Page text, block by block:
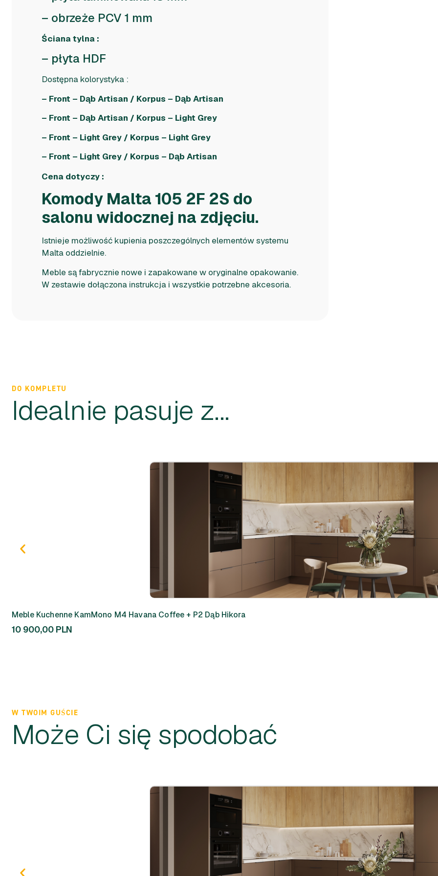
– obrzeże PCV 1 mm
Ściana tylna :
– płyta HDF
Dostępna kolorystyka :
– Front – Dąb Artisan / Korpus – Dąb Artisan
– Front – Dąb Artisan / Korpus – Light Grey
– Front – Light Grey / Korpus – Light Grey
– Front – Light Grey / Korpus – Dąb Artisan
Cena dotyczy :
Komody Malta 105 2F 2S do
salonu widocznej na zdjęciu.
Istnieje możliwość kupienia poszczególnych elementów systemu
Malta oddzielnie.
Meble są fabrycznie nowe i zapakowane w oryginalne opakowanie.
W zestawie dołączona instrukcja i wszystkie potrzebne akcesoria.
DO KOMPLETU
Idealnie pasuje z...
Meble Kuchenne KamMono M4 Havana Coffee + P2 Dąb Hikora
10 900,00 PLN
W TWOIM GUŚCIE
Może Ci się spodobać